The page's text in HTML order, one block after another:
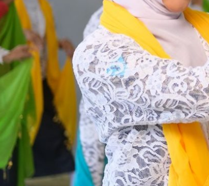
LinguArte Futurio: Classmeeting dan
Bulan Bahasa Meriahkan SMA Islam
Sudirman Ambarawa!